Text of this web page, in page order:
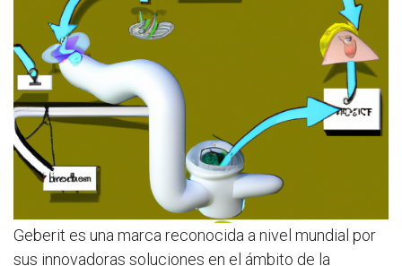
Geberit es una marca reconocida a nivel mundial por
sus innovadoras soluciones en el ámbito de la